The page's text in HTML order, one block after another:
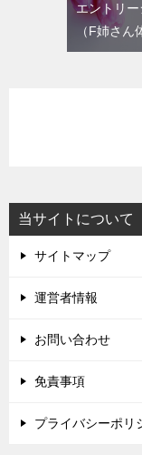
エントリー
（F姉さん
当サイトについて
サイトマップ
運営者情報
お問い合わせ
免責事項
プライバシーポリ